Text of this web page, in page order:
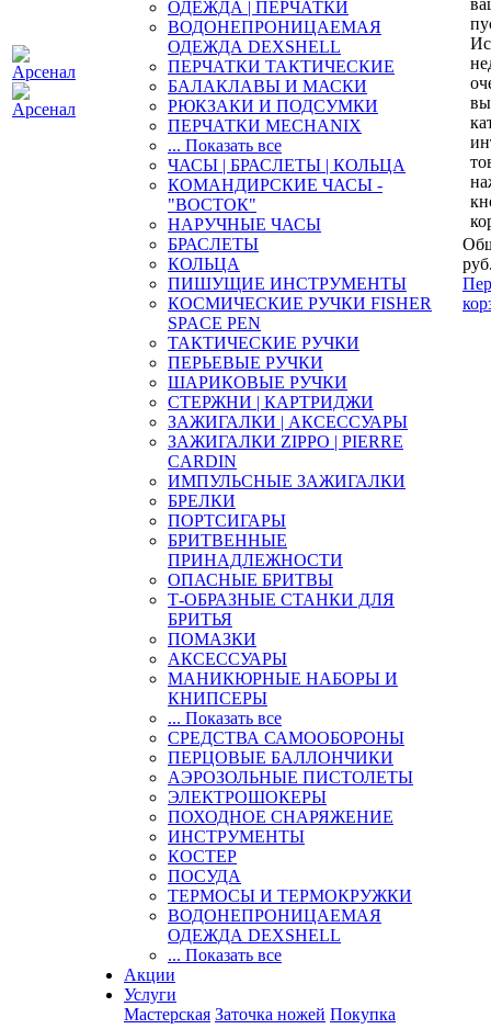
ОДЕЖДА | ПЕРЧАТКИ
ВОДОНЕПРОНИЦАЕМАЯ
ОДЕЖДА DEXSHELL
ПЕРЧАТКИ ТАКТИЧЕСКИЕ
БАЛАКЛАВЫ И МАСКИ
РЮКЗАКИ И ПОДСУМКИ
ПЕРЧАТКИ MECHANIX
... Показать все
ЧАСЫ | БРАСЛЕТЫ | КОЛЬЦА
КОМАНДИРСКИЕ ЧАСЫ -
"ВОСТОК"
НАРУЧНЫЕ ЧАСЫ
БРАСЛЕТЫ
КОЛЬЦА
ПИШУЩИЕ ИНСТРУМЕНТЫ
КОСМИЧЕСКИЕ РУЧКИ FISHER
SPACE PEN
ТАКТИЧЕСКИЕ РУЧКИ
ПЕРЬЕВЫЕ РУЧКИ
ШАРИКОВЫЕ РУЧКИ
СТЕРЖНИ | КАРТРИДЖИ
ЗАЖИГАЛКИ | АКСЕССУАРЫ
ЗАЖИГАЛКИ ZIPPO | PIERRE
CARDIN
ИМПУЛЬСНЫЕ ЗАЖИГАЛКИ
БРЕЛКИ
ПОРТСИГАРЫ
БРИТВЕННЫЕ
ПРИНАДЛЕЖНОСТИ
ОПАСНЫЕ БРИТВЫ
Т-ОБРАЗНЫЕ СТАНКИ ДЛЯ
БРИТЬЯ
ПОМАЗКИ
АКСЕССУАРЫ
МАНИКЮРНЫЕ НАБОРЫ И
КНИПСЕРЫ
... Показать все
СРЕДСТВА САМООБОРОНЫ
ПЕРЦОВЫЕ БАЛЛОНЧИКИ
АЭРОЗОЛЬНЫЕ ПИСТОЛЕТЫ
ЭЛЕКТРОШОКЕРЫ
ПОХОДНОЕ СНАРЯЖЕНИЕ
ИНСТРУМЕНТЫ
КОСТЕР
ПОСУДА
ТЕРМОСЫ И ТЕРМОКРУЖКИ
ВОДОНЕПРОНИЦАЕМАЯ
ОДЕЖДА DEXSHELL
... Показать все
Акции
Услуги
Мастерская Заточка ножей Покупка